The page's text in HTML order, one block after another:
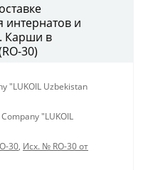
интернатов и
Карши в
30)
"LUKOIL Uzbekistan
"LUKOIL
30, Исх. № RO-30 от